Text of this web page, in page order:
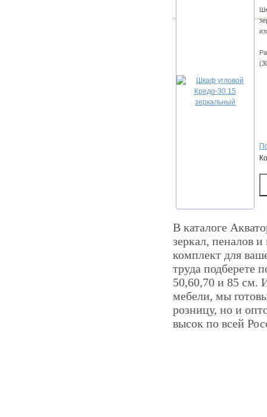
В каталоге
зеркал, пеналов
комплект для
труда подберете
50,60,70 и 85 см.
мебели, мы
розницу, но и
высок по всей